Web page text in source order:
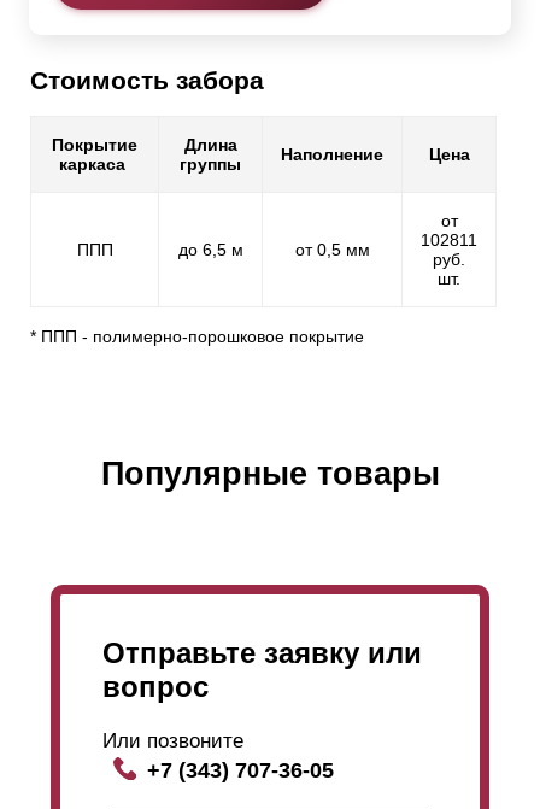
Стоимость забора
Покрытие
каркаса
Длина
группы
Наполнение Цена
ППП до 6,5 м от 0,5 мм
от
102811
руб.
шт.
* ППП - полимерно-порошковое покрытие
Популярные товары
Отправьте заявку или
вопрос
Или позвоните
+7 (343) 707-36-05